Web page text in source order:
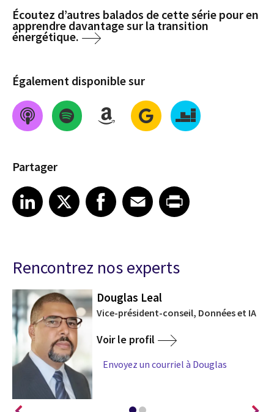
Écoutez d’autres balados de cette série pour en
apprendre davantage sur la transition
énergétique.
Également disponible sur
Partager
Share on LinkedIn
LinkedIn
Share on X Share on Facebook
Facebook
Share on EmailEmailShare on Print
Rencontrez nos experts
Douglas Leal
Vice-président-conseil, Données et IA
Voir le profil
Envoyez un courriel à Douglas